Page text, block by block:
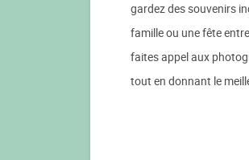
gardez des souvenirs
famille ou une fête
faites appel aux
tout en donnant le